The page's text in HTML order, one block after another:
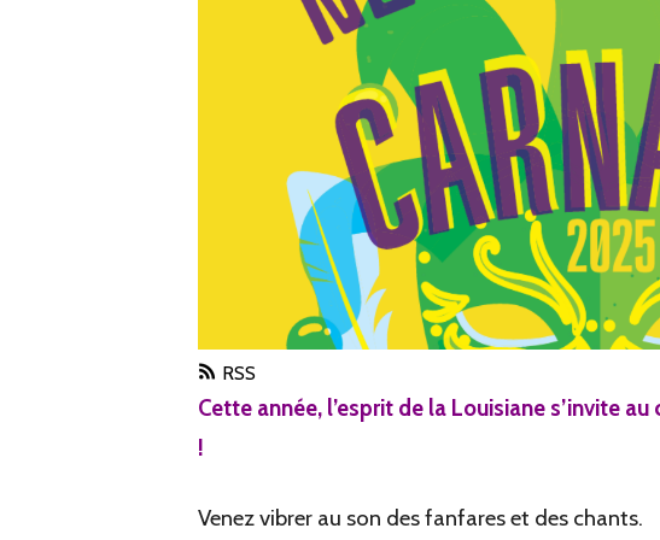
RSS
Cette année, l’esprit de la Louisiane s’invite
!
Venez vibrer au son des fanfares et des chants.